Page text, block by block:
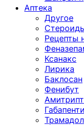
Аптека
Другое
Рецепты
Ксанакс
Лирика
Баклосан
Фенибут
Трамадол